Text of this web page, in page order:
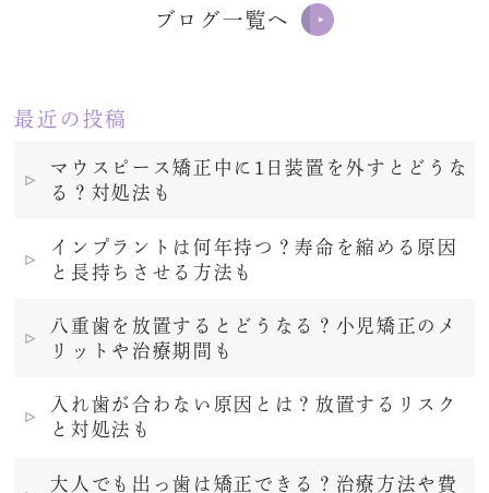
ブログ一覧へ
最近の投稿
マウスピース矯正中に1日装置を外すとどうな
る？対処法も
インプラントは何年持つ？寿命を縮める原因
と長持ちさせる方法も
八重歯を放置するとどうなる？小児矯正のメ
リットや治療期間も
入れ歯が合わない原因とは？放置するリスク
と対処法も
大人でも出っ歯は矯正できる？治療方法や費